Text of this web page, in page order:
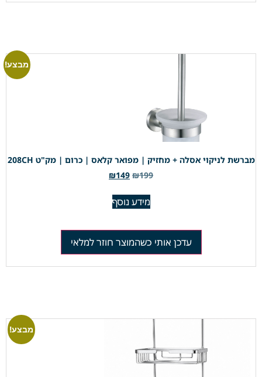
מבצע!
מברשת לניקוי אסלה + מחזיק | מפואר קלאס | כרום | מק"ט 208CH
₪199
₪149
מידע נוסף
עדכן אותי כשהמוצר חוזר למלאי
מבצע!